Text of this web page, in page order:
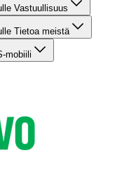
Vastuullisuus
Tietoa meistä
mobiili